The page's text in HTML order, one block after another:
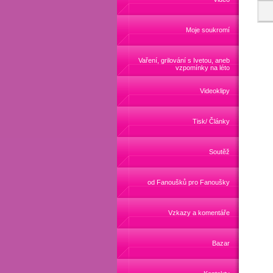
Moje soukromí
Vaření, grilování s Ivetou, aneb
vzpomínky na léto
Videoklipy
Tisk/ Články
Soutěž
od Fanoušků pro Fanoušky
Vzkazy a komentáře
Bazar